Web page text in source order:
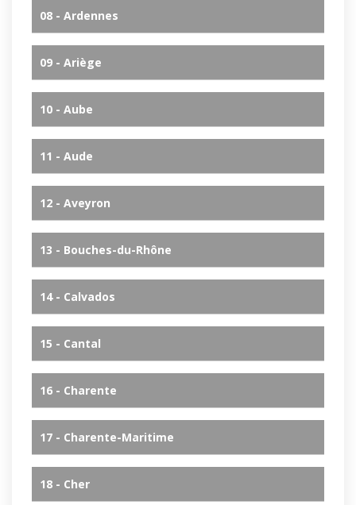
08 - Ardennes
09 - Ariège
10 - Aube
11 - Aude
12 - Aveyron
13 - Bouches-du-Rhône
14 - Calvados
15 - Cantal
16 - Charente
17 - Charente-Maritime
18 - Cher